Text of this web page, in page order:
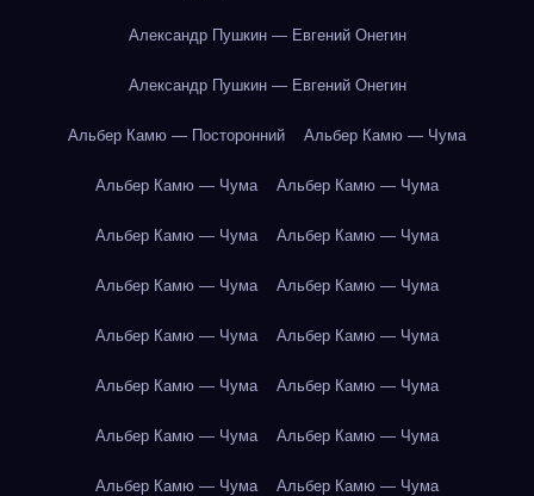
Александр Пушкин — Евгений Онегин
Александр Пушкин — Евгений Онегин
Альбер Камю — Посторонний Альбер Камю — Чума
Альбер Камю — Чума Альбер Камю — Чума
Альбер Камю — Чума Альбер Камю — Чума
Альбер Камю — Чума Альбер Камю — Чума
Альбер Камю — Чума Альбер Камю — Чума
Альбер Камю — Чума Альбер Камю — Чума
Альбер Камю — Чума Альбер Камю — Чума
Альбер Камю — Чума Альбер Камю — Чума